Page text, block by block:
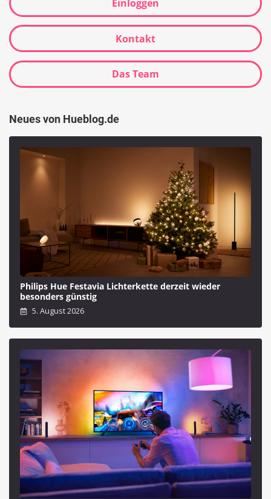
Einloggen
Kontakt
Das Team
Neues von Hueblog.de
Philips Hue Festavia Lichterkette derzeit wieder
besonders günstig
5. August 2026